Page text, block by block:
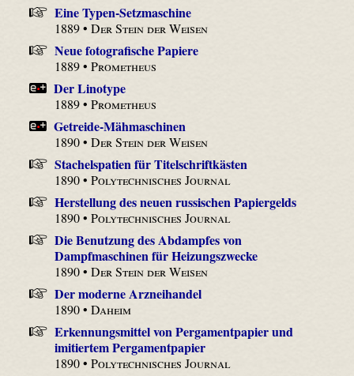
Eine Typen-Setzmaschine
1889 •Der Stein der Weisen
Neue fotografische Papiere
1889 •Prometheus
Der Linotype
1889 •Prometheus
Getreide-Mähmaschinen
1890 •Der Stein der Weisen
Stachelspatien für Titelschriftkästen
1890 •Polytechnisches Journal
Herstellung des neuen russischen Papiergelds
1890 •Polytechnisches Journal
Die Benutzung des Abdampfes von
Dampfmaschinen für Heizungszwecke
1890 •Der Stein der Weisen
Der moderne Arzneihandel
1890 •Daheim
Erkennungsmittel von Pergamentpapier und
imitiertem Pergamentpapier
1890 •Polytechnisches Journal